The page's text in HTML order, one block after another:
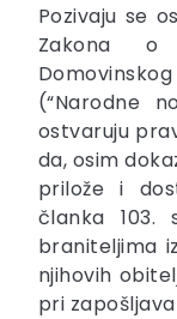
Pozivaju se
Zakona o
(“Narodne
ostvaruju
da, osim
prilože i
članka 103.
braniteljima
njihovih
pri